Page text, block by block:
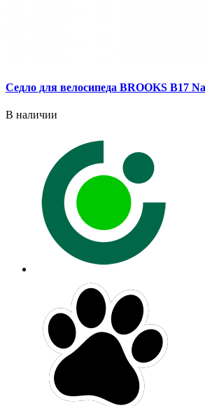
Седло для велосипеда BROOKS B17
В наличии